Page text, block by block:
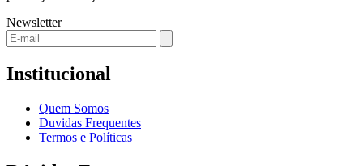
Newsletter
Institucional
Quem Somos
Duvidas Frequentes
Termos e Políticas